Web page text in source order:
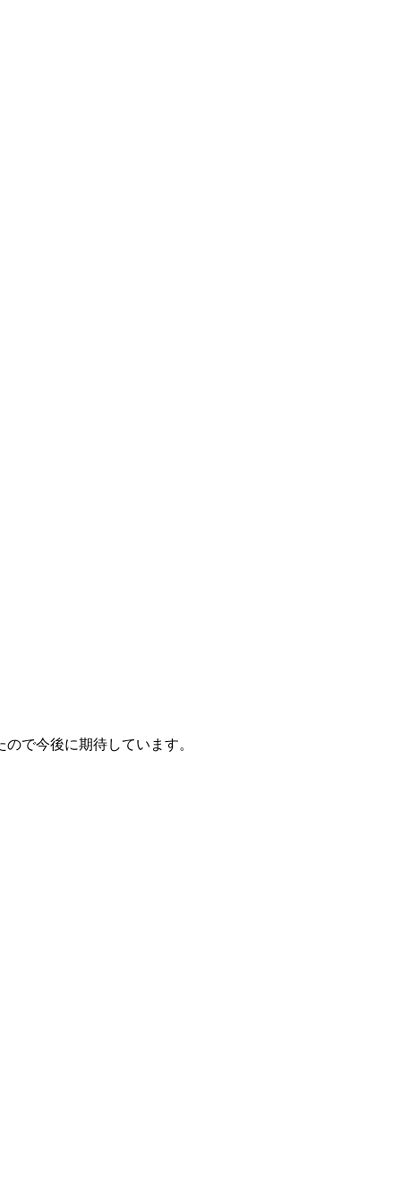
で今後に期待しています。